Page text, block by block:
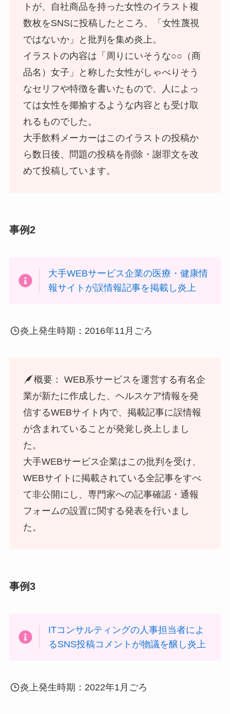
トが、自社商品を持った女性のイラスト複
数枚をSNSに投稿したところ、「女性蔑視
ではないか」と批判を集め炎上。
イラストの内容は「周りにいそうな○○（商
品名）女子」と称した女性がしゃべりそう
なセリフや特徴を書いたもので、人によっ
ては女性を揶揄するような内容とも受け取
れるものでした。
大手飲料メーカーはこのイラストの投稿か
ら数日後、問題の投稿を削除・謝罪文を改
めて投稿しています。
事例2
大手WEBサービス企業の医療・健康情
報サイトが誤情報記事を掲載し炎上
炎上発生時期：2016年11月ごろ
概要： WEB系サービスを運営する有名企
業が新たに作成した、ヘルスケア情報を発
信するWEBサイト内で、掲載記事に誤情報
が含まれていることが発覚し炎上しまし
た。
大手WEBサービス企業はこの批判を受け、
WEBサイトに掲載されている全記事をすべ
て非公開にし、専門家への記事確認・通報
フォームの設置に関する発表を行いまし
た。
事例3
ITコンサルティングの人事担当者によ
るSNS投稿コメントが物議を醸し炎上
炎上発生時期：2022年1月ごろ